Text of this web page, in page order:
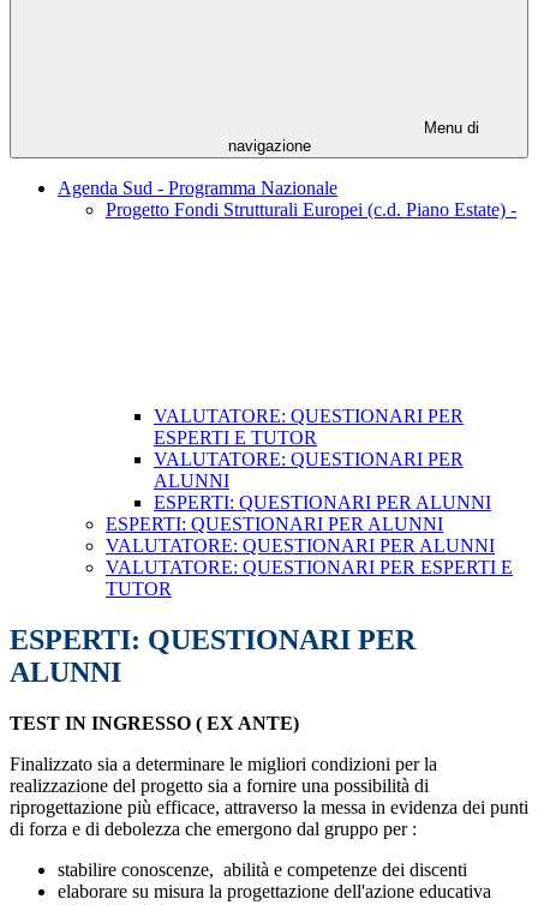
Menu di
navigazione
Agenda Sud - Programma Nazionale
Progetto Fondi Strutturali Europei (c.d. Piano Estate) -
VALUTATORE: QUESTIONARI PER
ESPERTI E TUTOR
VALUTATORE: QUESTIONARI PER
ALUNNI
ESPERTI: QUESTIONARI PER ALUNNI
ESPERTI: QUESTIONARI PER ALUNNI
VALUTATORE: QUESTIONARI PER ALUNNI
VALUTATORE: QUESTIONARI PER ESPERTI E
TUTOR
ESPERTI: QUESTIONARI PER
ALUNNI
TEST IN INGRESSO ( EX ANTE)
Finalizzato sia a determinare le migliori condizioni per la
realizzazione del progetto sia a fornire una possibilità di
riprogettazione più efficace, attraverso la messa in evidenza dei punti
di forza e di debolezza che emergono dal gruppo per :
stabilire conoscenze, abilità e competenze dei discenti
elaborare su misura la progettazione dell'azione educativa